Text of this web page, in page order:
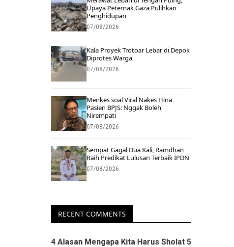
Upaya Peternak Gaza Pulihkan
Penghidupan
07/08/2026
Kala Proyek Trotoar Lebar di Depok
Diprotes Warga
07/08/2026
Menkes soal Viral Nakes Hina
Pasien BPJS: Nggak Boleh
Nirempati
07/08/2026
Sempat Gagal Dua Kali, Ramdhan
Raih Predikat Lulusan Terbaik IPDN
07/08/2026
RECENT COMMENTS
4 Alasan Mengapa Kita Harus Sholat 5